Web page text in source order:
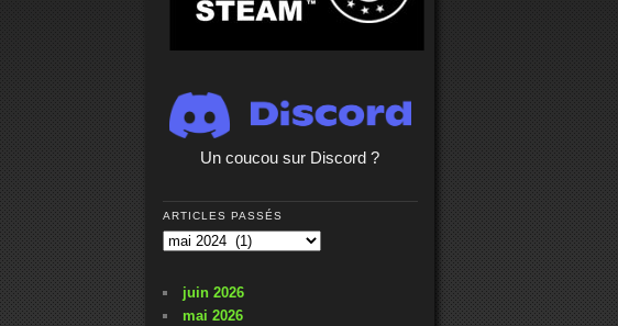
Un coucou sur Discord ?
ARTICLES PASSÉS
Articles
juin 2026
mai 2026